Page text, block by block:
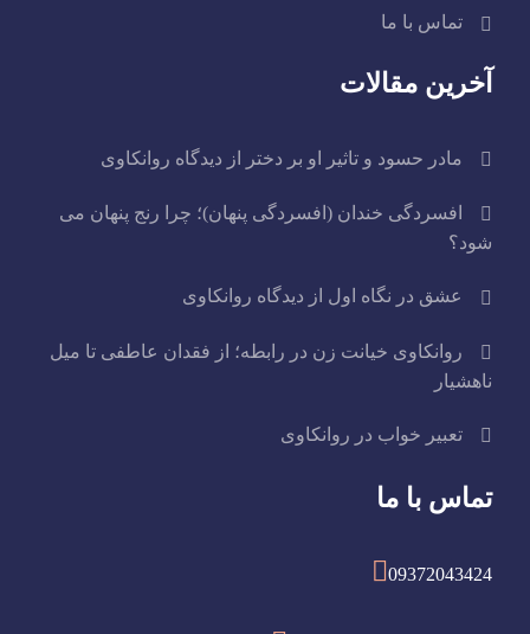
تماس با ما
آخرین مقالات
مادر حسود و تاثیر او بر دختر از دیدگاه روانکاوی
افسردگی خندان (افسردگی پنهان)؛ چرا رنج پنهان می
شود؟
عشق در نگاه اول از دیدگاه روانکاوی
روانکاوی خیانت زن در رابطه؛ از فقدان عاطفی تا میل
ناهشیار
تعبیر خواب در روانکاوی
تماس با ما
09372043424